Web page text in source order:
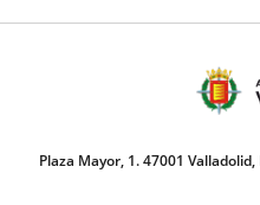
Plaza Mayor, 1. 47001